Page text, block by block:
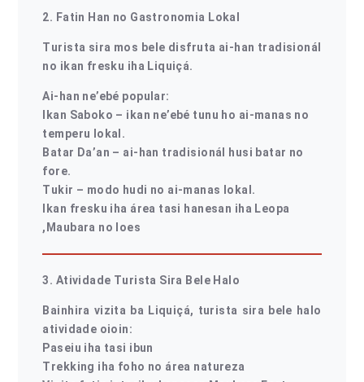
2. Fatin Han no Gastronomia Lokal
Turista sira mos bele disfruta ai-han tradisionál
no ikan fresku iha Liquiçá.
Ai-han ne’ebé popular:
Ikan Saboko – ikan ne’ebé tunu ho ai-manas no
temperu lokal.
Batar Da’an – ai-han tradisionál husi batar no
fore.
Tukir – modo hudi no ai-manas lokal.
Ikan fresku iha área tasi hanesan iha Leopa
,Maubara no loes
3. Atividade Turista Sira Bele Halo
Bainhira vizita ba Liquiçá, turista sira bele halo
atividade oioin:
Paseiu iha tasi ibun
Trekking iha foho no área natureza